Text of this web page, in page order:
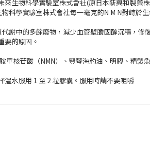
來生物科學實驗室株式會社(原日本新興和製藥
科學實驗室株式會社每一毫克的N M N對峙於
謝中的多餘廢物，減少血管壁膽固醇沉積，
要的原因。
單核苷酸（NMN）、豎琴海豹油、明膠、精製
溫水服用 1 至 2 粒膠囊。服用時請不要咀嚼